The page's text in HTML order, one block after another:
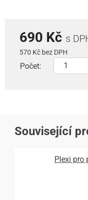
690 Kč s
570 Kč bez DPH
Počet:
Související
Plexi pro